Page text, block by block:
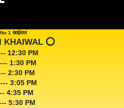
1 खाईवाल
KHAIWAL ⭕️
--- 12:30 PM
1:30 PM
2:30 PM
3:05 PM
4:35 PM
5:30 PM